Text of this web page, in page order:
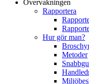
Övervakningen
Rapportera
Hur gör man?
Metoder